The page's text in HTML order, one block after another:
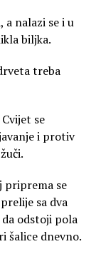
a nalazi se i u
biljka.
treba
Cvijet se
i protiv
priprema se
sa dva
odstoji pola
šalice dnevno.